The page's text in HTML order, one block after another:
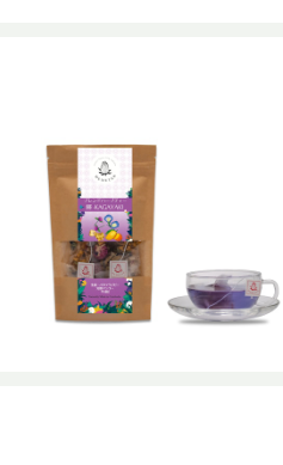
ブレンドハーブティー 輝-
I 普通サイズ
¥1,240